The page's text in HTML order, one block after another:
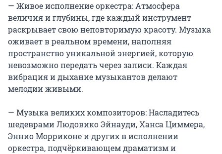
— Живое исполнение оркестра: Атмосфера
величия и глубины, где каждый инструмент
раскрывает свою неповторимую красоту. Музыка
оживает в реальном времени, наполняя
пространство уникальной энергией, которую
невозможно передать через записи. Каждая
вибрация и дыхание музыкантов делают
мелодии живыми.
— Музыка великих композиторов: Насладитесь
шедеврами Людовико Эйнауди, Ханса Циммера,
Эннио Морриконе и других в исполнении
оркестра, подчёркивающем драматизм и